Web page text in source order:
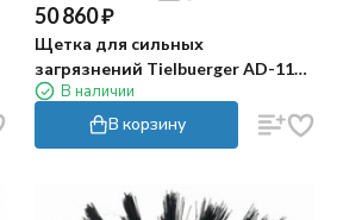
50 860₽
Щетка для сильных
загрязнений Tielbuerger AD-110-
087В наличии
В корзину